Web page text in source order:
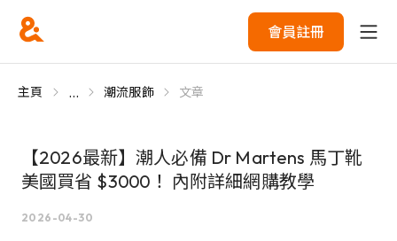
會員註冊
主頁 ... 潮流服飾 文章
【2026最新】潮人必備 Dr Martens 馬丁靴
美國買省 $3000！ 內附詳細網購教學
2026-04-30